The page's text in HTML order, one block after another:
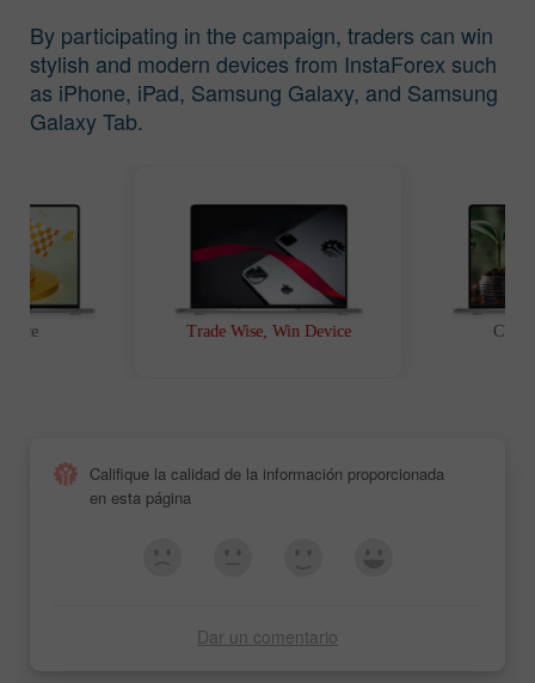
By participating in the campaign, traders can win
stylish and modern devices from InstaForex such
as iPhone, iPad, Samsung Galaxy, and Samsung
Galaxy Tab.
Race Trade Wise, Win Device
Califique la calidad de la información proporcionada
en esta página
Dar un comentario